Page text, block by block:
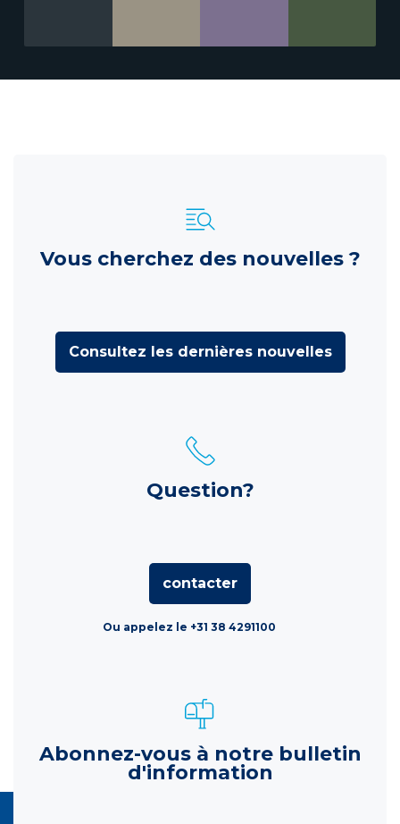
Vous cherchez des nouvelles ?
Consultez les dernières nouvelles
Question?
contacter
Ou appelez le +31 38 4291100
Abonnez-vous à notre bulletin
d'information